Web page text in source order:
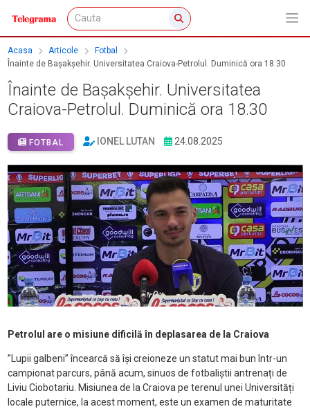
Acasa Articole
Fotbal
Înainte de Bașakșehir. Universitatea Craiova-Petrolul. Duminică ora 18.30
Înainte de Bașakșehir. Universitatea
Craiova-Petrolul. Duminică ora 18.30
FOTBAL IONEL LUTAN 24.08.2025
Petrolul are o misiune dificilă în deplasarea de la Craiova
”Lupii galbeni” încearcă să își creioneze un statut mai bun într-un
campionat parcurs, până acum, sinuos de fotbaliștii antrenați de
Liviu Ciobotariu. Misiunea de la Craiova pe terenul unei Universități
locale puternice, la acest moment, este un examen de maturitate